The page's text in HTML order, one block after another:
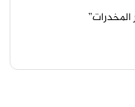
المخدرات”